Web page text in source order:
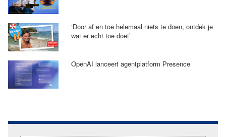
‘Door af en toe helemaal niets te doen, ontdek je
wat er echt toe doet’
OpenAI lanceert agentplatform Presence